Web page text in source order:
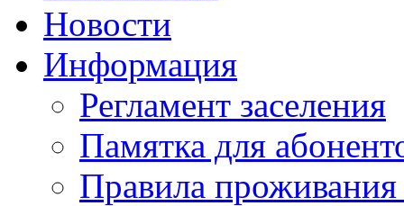
Новости
Информация
Регламент заселения
Памятка для
Правила